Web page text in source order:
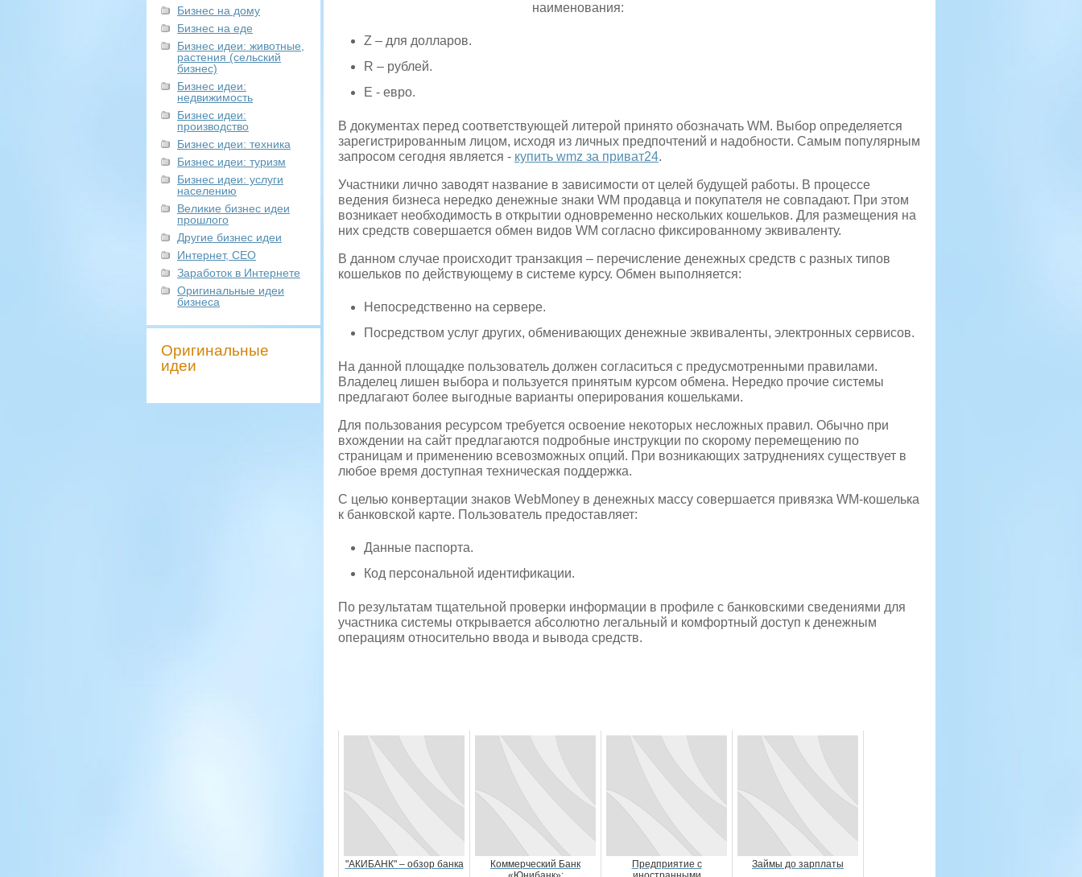
Бизнес на дому
Бизнес на еде
Бизнес идеи: животные,
растения (сельский
бизнес)
Бизнес идеи:
недвижимость
Бизнес идеи:
производство
Бизнес идеи: техника
Бизнес идеи: туризм
Бизнес идеи: услуги
населению
Великие бизнес идеи
прошлого
Другие бизнес идеи
Интернет, СЕО
Заработок в Интернете
Оригинальные идеи
бизнеса
Оригинальные
идеи
наименования:
Z – для долларов.
R – рублей.
Е - евро.
В документах перед соответствующей литерой принято обозначать WM. Выбор определяется
зарегистрированным лицом, исходя из личных предпочтений и надобности. Самым популярным
запросом сегодня является - купить wmz за приват24.
Участники лично заводят название в зависимости от целей будущей работы. В процессе
ведения бизнеса нередко денежные знаки WM продавца и покупателя не совпадают. При этом
возникает необходимость в открытии одновременно нескольких кошельков. Для размещения на
них средств совершается обмен видов WM согласно фиксированному эквиваленту.
В данном случае происходит транзакция – перечисление денежных средств с разных типов
кошельков по действующему в системе курсу. Обмен выполняется:
Непосредственно на сервере.
Посредством услуг других, обменивающих денежные эквиваленты, электронных сервисов.
На данной площадке пользователь должен согласиться с предусмотренными правилами.
Владелец лишен выбора и пользуется принятым курсом обмена. Нередко прочие системы
предлагают более выгодные варианты оперирования кошельками.
Для пользования ресурсом требуется освоение некоторых несложных правил. Обычно при
вхождении на сайт предлагаются подробные инструкции по скорому перемещению по
страницам и применению всевозможных опций. При возникающих затруднениях существует в
любое время доступная техническая поддержка.
С целью конвертации знаков WebMoney в денежных массу совершается привязка WM-кошелька
к банковской карте. Пользователь предоставляет:
Данные паспорта.
Код персональной идентификации.
По результатам тщательной проверки информации в профиле с банковскими сведениями для
участника системы открывается абсолютно легальный и комфортный доступ к денежным
операциям относительно ввода и вывода средств.
"АКИБАНК" – обзор банка
Коммерческий Банк
Предприятие с
Займы до зарплаты